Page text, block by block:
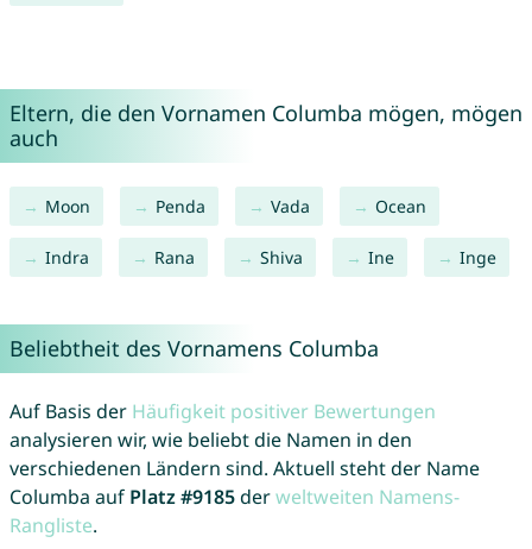
Eltern, die den Vornamen Columba mögen, mögen
auch
Moon Penda Vada Ocean
Indra Rana Shiva Ine Inge
Beliebtheit des Vornamens Columba
Auf Basis der Häufigkeit positiver Bewertungen
analysieren wir, wie beliebt die Namen in den
verschiedenen Ländern sind. Aktuell steht der Name
Columba auf Platz #9185derweltweiten Namens-
Rangliste.